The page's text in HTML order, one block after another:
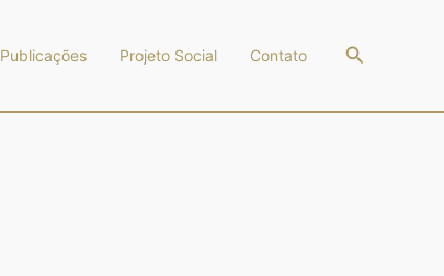
Publicações Projeto Social Contato Pesquisar